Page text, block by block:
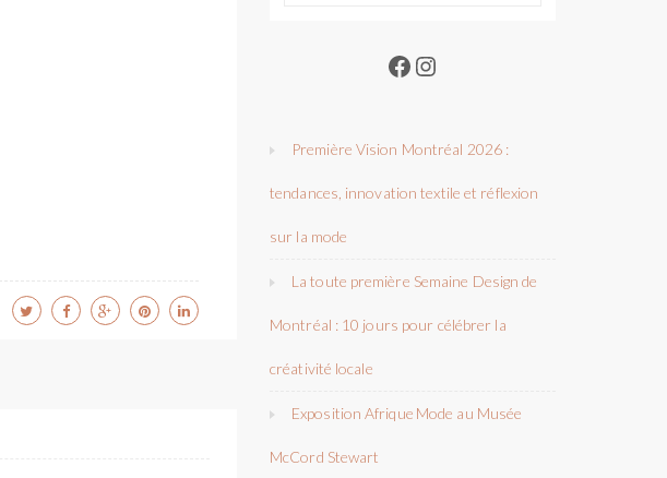
Facebook
Instagram
Première Vision Montréal 2026 :
tendances, innovation textile et réflexion
sur la mode
La toute première Semaine Design de
Montréal : 10 jours pour célébrer la
créativité locale
Exposition Afrique Mode au Musée
McCord Stewart